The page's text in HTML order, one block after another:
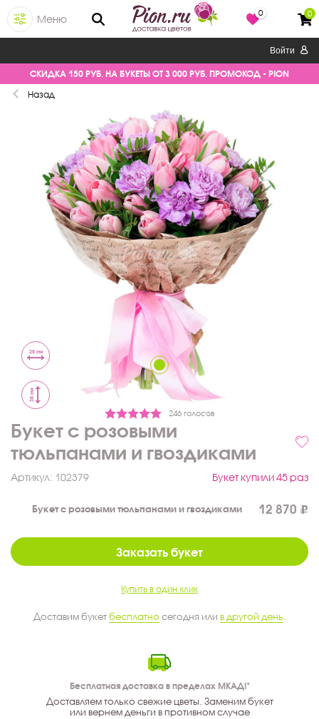
Меню
0 0
Войти
СКИДКА 150 РУБ. НА БУКЕТЫ ОТ 3 000 РУБ. ПРОМОКОД - PION
Назад
246 голосов
28 см
38 см
Букет с розовыми
тюльпанами и гвоздиками
Артикул: 102379 Букет купили 45 раз
Букет с розовыми тюльпанами и гвоздиками 12 870
Заказать букет
Купить в один клик
Доставим букетбесплатно сегодня или в другой день
Бесплатная доставка в пределах МКАД!*
Доставляем только свежие цветы. Заменим букет
или вернем деньги в противном случае